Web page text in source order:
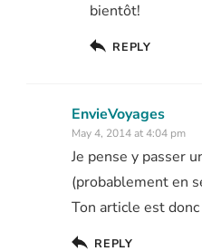
bientôt!
REPLY
EnvieVoyages
May 4, 2014 at 4:04 pm
Je pense y passer
(probablement en
Ton article est
REPLY